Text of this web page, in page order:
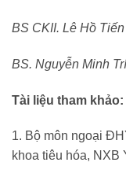
BS CKII. Lê Hồ
BS. Nguyễn Minh Trí
Tài liệu tham khảo:
1. Bộ môn ngoại
khoa tiêu hóa, NXB